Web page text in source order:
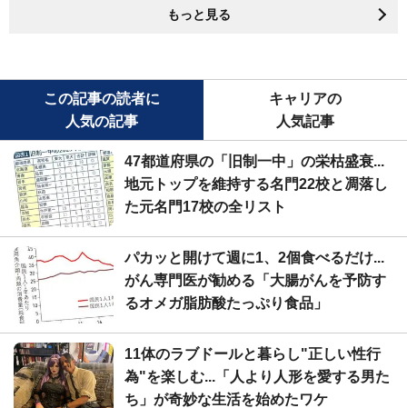
もっと見る
この記事の読者に
人気の記事
キャリアの
人気記事
47都道府県の「旧制一中」の栄枯盛衰...
地元トップを維持する名門22校と凋落し
た元名門17校の全リスト
パカッと開けて週に1、2個食べるだけ...
がん専門医が勧める「大腸がんを予防す
るオメガ脂肪酸たっぷり食品」
11体のラブドールと暮らし"正しい性行
為"を楽しむ...「人より人形を愛する男た
ち」が奇妙な生活を始めたワケ